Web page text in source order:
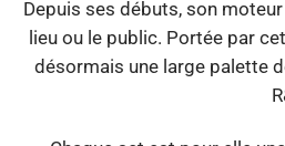
Depuis ses débuts, son
lieu ou le public. Portée par
désormais une large palette